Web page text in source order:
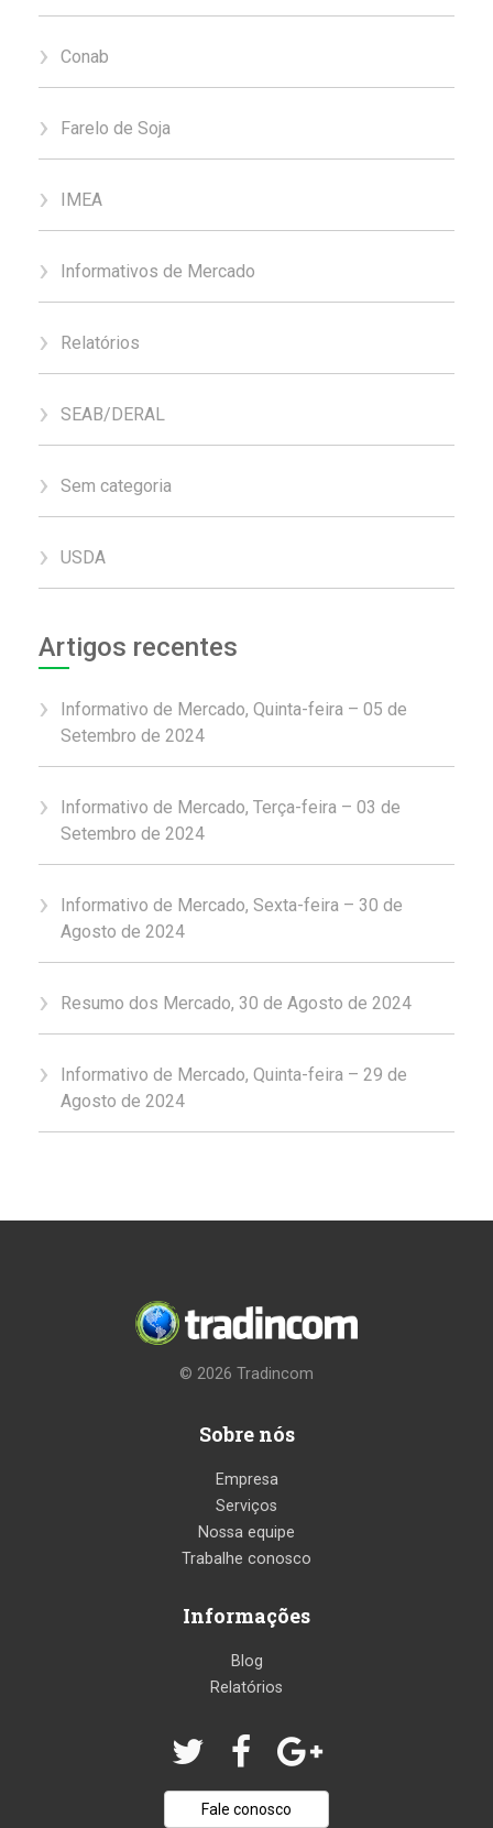
Conab
Farelo de Soja
IMEA
Informativos de Mercado
Relatórios
SEAB/DERAL
Sem categoria
USDA
Artigos recentes
Informativo de Mercado, Quinta-feira – 05 de
Setembro de 2024
Informativo de Mercado, Terça-feira – 03 de
Setembro de 2024
Informativo de Mercado, Sexta-feira – 30 de
Agosto de 2024
Resumo dos Mercado, 30 de Agosto de 2024
Informativo de Mercado, Quinta-feira – 29 de
Agosto de 2024
© 2026 Tradincom
Sobre nós
Empresa
Serviços
Nossa equipe
Trabalhe conosco
Informações
Blog
Relatórios
Fale conosco